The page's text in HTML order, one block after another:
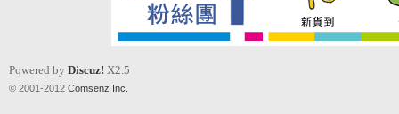
Powered by Discuz! X2.5
© 2001-2012 Comsenz Inc.